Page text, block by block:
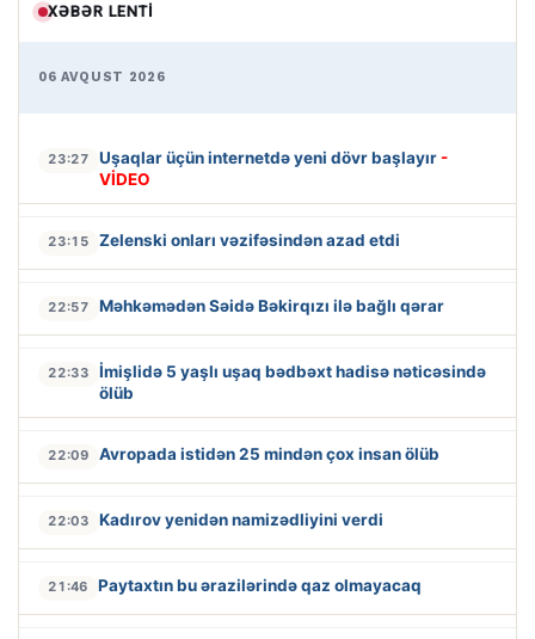
XƏBƏR LENTI
06 AVQUST 2026
23:27 Uşaqlar üçün internetdə yeni dövr başlayır -
VİDEO
23:15 Zelenski onları vəzifəsindən azad etdi
22:57 Məhkəmədən Səidə Bəkirqızı ilə bağlı qərar
22:33
İmişlidə 5 yaşlı uşaq bədbəxt hadisə nəticəsində
ölüb
22:09 Avropada istidən 25 mindən çox insan ölüb
22:03 Kadırov yenidən namizədliyini verdi
21:46 Paytaxtın bu ərazilərində qaz olmayacaq